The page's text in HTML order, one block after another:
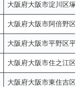
大阪府大阪市淀川区
大阪府大阪市阿倍野
大阪府大阪市平野区
大阪府大阪市住之江
大阪府大阪市東住吉